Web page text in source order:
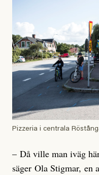
Pizzeria i centrala
– Då ville man iväg
säger Ola Stigmar, en